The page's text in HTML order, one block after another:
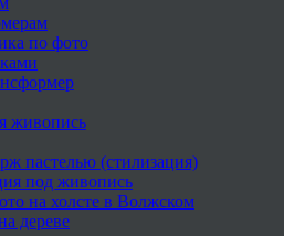
по фото
живопись
пастелью (стилизация)
под живопись
на холсте в Волжском
дереве